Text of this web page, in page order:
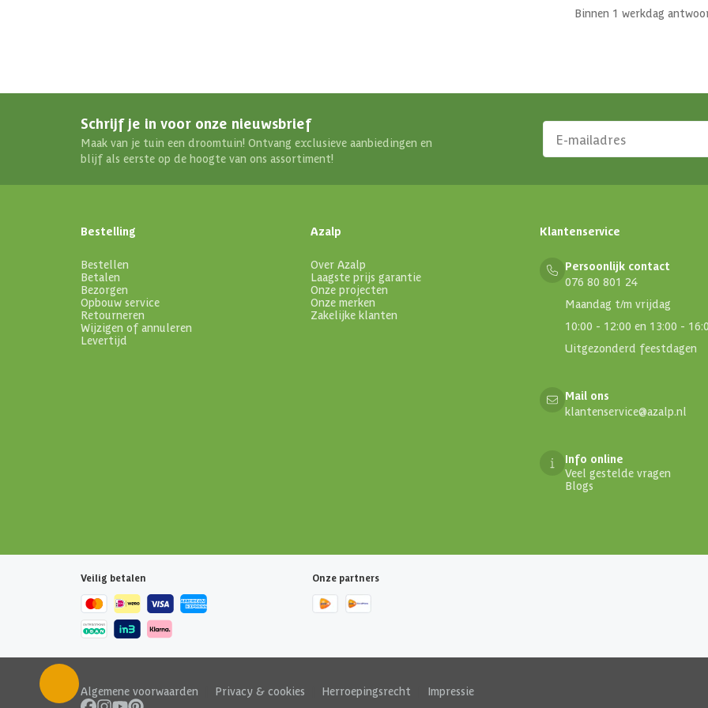
Binnen 1 werkdag
Schrijf je in voor onze nieuwsbrief
Maak van je tuin een droomtuin! Ontvang exclusieve aanbiedingen en
blijf als eerste op de hoogte van ons assortiment!
Bestelling
Bestellen
Betalen
Bezorgen
Opbouw service
Retourneren
Wijzigen of annuleren
Levertijd
Azalp
Over Azalp
Laagste prijs garantie
Onze projecten
Onze merken
Zakelijke klanten
Klantenservice
Persoonlijk contact
076 80 801 24
Maandag t/m vrijdag
10:00 - 12:00 en 13:00 -
Uitgezonderd feestdagen
Mail ons
klantenservice@azalp.nl
Info online
Veel gestelde vragen
Blogs
Veilig betalen Onze partners
Algemene voorwaarden Privacy & cookies Herroepingsrecht Impressie